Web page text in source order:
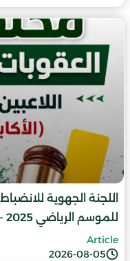
اللجنة الجهوية
للموسم الرياضي 2025 - 2026
2026-08-05
Article